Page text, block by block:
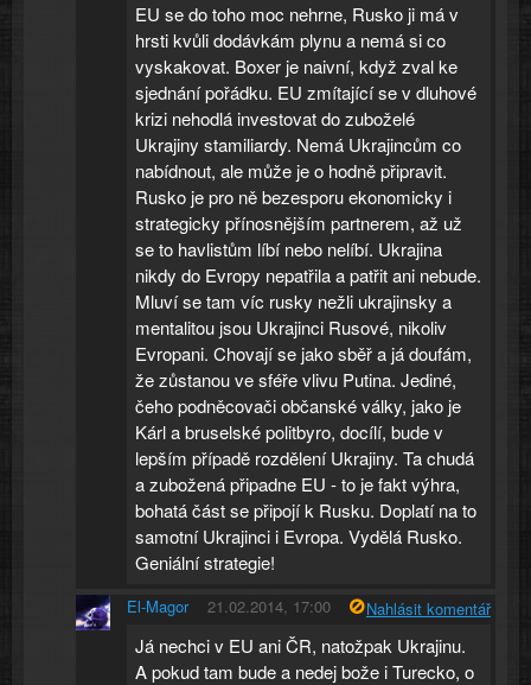
EU se do toho moc nehrne, Rusko ji má v
hrsti kvůli dodávkám plynu a nemá si co
vyskakovat. Boxer je naivní, když zval ke
sjednání pořádku. EU zmítající se v dluhové
krizi nehodlá investovat do zuboželé
Ukrajiny stamiliardy. Nemá Ukrajincům co
nabídnout, ale může je o hodně připravit.
Rusko je pro ně bezesporu ekonomicky i
strategicky přínosnějším partnerem, až už
se to havlistům líbí nebo nelíbí. Ukrajina
nikdy do Evropy nepatřila a patřit ani nebude.
Mluví se tam víc rusky nežli ukrajinsky a
mentalitou jsou Ukrajinci Rusové, nikoliv
Evropani. Chovají se jako sběř a já doufám,
že zůstanou ve sféře vlivu Putina. Jediné,
čeho podněcovači občanské války, jako je
Kárl a bruselské politbyro, docílí, bude v
lepším případě rozdělení Ukrajiny. Ta chudá
a zubožená připadne EU - to je fakt výhra,
bohatá část se připojí k Rusku. Doplatí na to
samotní Ukrajinci i Evropa. Vydělá Rusko.
Geniální strategie!
El-Magor 21.02.2014, 17:00 Nahlásit komentář
Já nechci v EU ani ČR, natožpak Ukrajinu.
A pokud tam bude a nedej bože i Turecko, o